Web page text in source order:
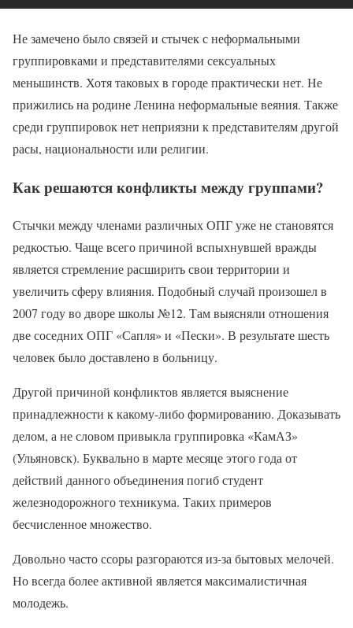
Не замечено было связей и стычек с неформальными
группировками и представителями сексуальных
меньшинств. Хотя таковых в городе практически нет. Не
прижились на родине Ленина неформальные веяния. Также
среди группировок нет неприязни к представителям другой
расы, национальности или религии.
Как решаются конфликты между группами?
Стычки между членами различных ОПГ уже не становятся
редкостью. Чаще всего причиной вспыхнувшей вражды
является стремление расширить свои территории и
увеличить сферу влияния. Подобный случай произошел в
2007 году во дворе школы №12. Там выясняли отношения
две соседних ОПГ «Сапля» и «Пески». В результате шесть
человек было доставлено в больницу.
Другой причиной конфликтов является выяснение
принадлежности к какому-либо формированию. Доказывать
делом, а не словом привыкла группировка «КамАЗ»
(Ульяновск). Буквально в марте месяце этого года от
действий данного объединения погиб студент
железнодорожного техникума. Таких примеров
бесчисленное множество.
Довольно часто ссоры разгораются из-за бытовых мелочей.
Но всегда более активной является максималистичная
молодежь.